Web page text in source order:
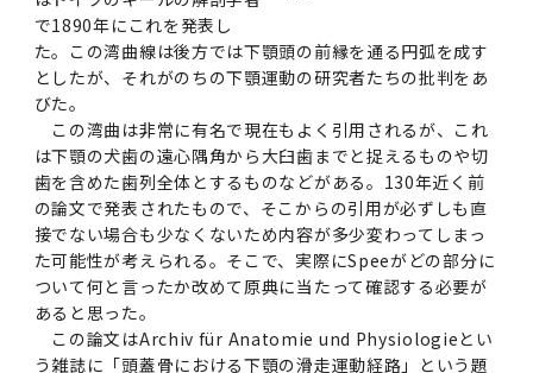
教育等の情報
動物実験等に関する情報
企業等からの資金提供状況の公表
女性活躍推進法による一般事業主行動計画
次世代育成支援対策推進法による一般事業主行
動計画
女性の活躍推進に向けた取り組み
次世代認定マーク「くるみん」を取得しました
（基準適合一般事業主認定）
留学について
系）「Science Tokyo SPRING (医歯学系)」
（旧TMDU卓越大学院生制度）対象学生（秋入
学対象）の募集について
Call for Applications to TMDU-SPRING
Program (formerly the TMDU WISE
Program) for the 2024 Academic Year
令和6年度（2024年度）東京医科歯科大学
「TMDU-SPRING」対象学生の募集について
（※春入学対象）について
歯学部在学生
大学院在学生
附属学校在学生
学生相談支援室
障害を理由とする差別の解消の推進に関する対
応要領
バリアフリーマップ
困りごと対策貸出グッズ
入推奨仕様書
令和６年度（２０２４年度）東京医科歯科大学
「研究者早期育成コース」採用決定通知書授与
式を行いました。
令和５年度（２０２３年度）東京医科歯科大学
「研究者早期育成コース及び研究者養成コー
ス」採用決定通知書授与式を行いました。
令和４年度（２０２２年度）東京医科歯科大学
就職支援ガイド
外国人留学生の就職情報について
就職活動体験談について
OB・OG情報について
内定取り消しについて
修要項（シラバス）
2023年（49.5MB）
2022年（38.1 MB）
2021年（PDF：71.9 MB）
2020年 （PDF：67.8MB）
2019年 （PDF：71.7MB）
セミナー・特別講義トップ
2026年度
2025年度
2023年度
2024年度
設置計画履行状況報告書
2024年（PDF：5.4MB）
2023年（PDF：4.5MB）
2022年（PDF：53.8 MB）
2021年（PDF：4.5 MB）
2020年 （PDF：4.6MB）
ス・AI教育開発事業
大学統合時の教育・学生生活について（受験生
向け）
Regarding education and student life after
the integration（For prospective
students）
大学統合時の教育・学生生活について（在学生
向け）
Regarding education and student life after
the integration (For current students)
統合イノベーション機構
統合イノベーション機構トップ
医療ビッグデータによるトータル・ヘルスケア
イノベーション創出の基盤構築プロジェクト
オープンイノベーションセンター
ヘルスサイエンスR&Dセンター
若手研究者支援センター（統合研究機構）
研究基盤クラスター（統合研究機構）
研究基盤クラスター（統合研究機構）トップ
リサーチコアセンター
先端医歯工学創成クラスター（統合研究機構）
先端医歯工学創成クラスター（統合研究機構）
トップ
統合研究機構から他部局へ異動したセンター
統合国際機構
統合情報機構（図書館部門・ITセキュリティ部
門）
統合情報機構（図書館部門・ITセキュリティ部
門）トップ
ITヘルプデスク（学内専用サイト）
学生支援・保健管理機構
学生支援・保健管理機構トップ
保健管理センター
環境安全管理室
環境安全管理室トップ
広報部
内専用)
研究大学強化促進事業に関する情報・評価
で1890年にこれを発表し
た。この湾曲線は後方では下顎頭の前縁を通る円弧を成す
としたが、それがのちの下顎運動の研究者たちの批判をあ
びた。
この湾曲は非常に有名で現在もよく引用されるが、これ
は下顎の犬歯の遠心隅角から大臼歯までと捉えるものや切
歯を含めた歯列全体とするものなどがある。130年近く前
の論文で発表されたもので、そこからの引用が必ずしも直
接でない場合も少なくないため内容が多少変わってしまっ
た可能性が考えられる。そこで、実際にSpeeがどの部分に
ついて何と言ったか改めて原典に当たって確認する必要が
あると思った。
この論文はArchiv für Anatomie und Physiologieとい
う雑誌に「頭蓋骨における下顎の滑走運動経路」という題